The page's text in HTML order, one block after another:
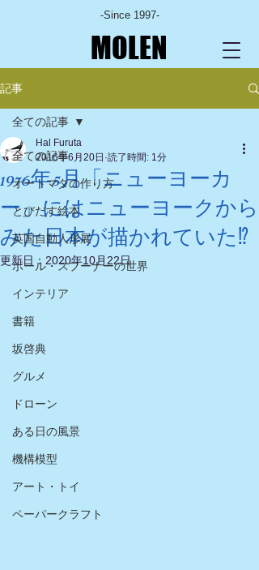
-Since 1997-
MOLEN
記事
全ての記事
オートマタの作り方
とびだす絵本
英国自動人形展
ポール・スプーナーの世界
インテリア
書籍
坂啓典
グルメ
ドローン
ある日の風景
機構模型
アート・トイ
ペーパークラフト
全ての記事
1976年5月「ニューヨーカ
ー」にはニューヨークから
みた日本が描かれていた⁉
Hal Furuta
2016年6月20日 読了時間: 1分
更新日： 2020年10月22日